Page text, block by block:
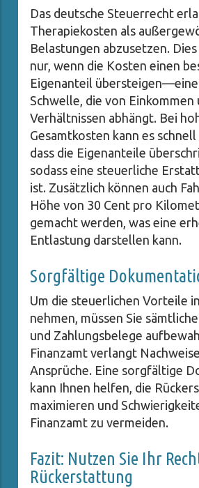
Das deutsche Steuerrecht
Therapiekosten als
Belastungen abzusetzen.
nur, wenn die Kosten einen
Eigenanteil
Schwelle, die von Einkommen
Verhältnissen abhängt. Bei
Gesamtkosten kann es
dass die Eigenanteile
sodass eine steuerliche
ist. Zusätzlich können auch
Höhe von 30 Cent pro
gemacht werden, was eine
Entlastung darstellen kann.
Sorgfältige
Um die steuerlichen Vorteile
nehmen, müssen Sie
und Zahlungsbelege
Finanzamt verlangt
Ansprüche. Eine sorgfältige
kann Ihnen helfen, die
maximieren und
Finanzamt zu vermeiden.
Fazit: Nutzen Sie Ihr
Rückerstattung